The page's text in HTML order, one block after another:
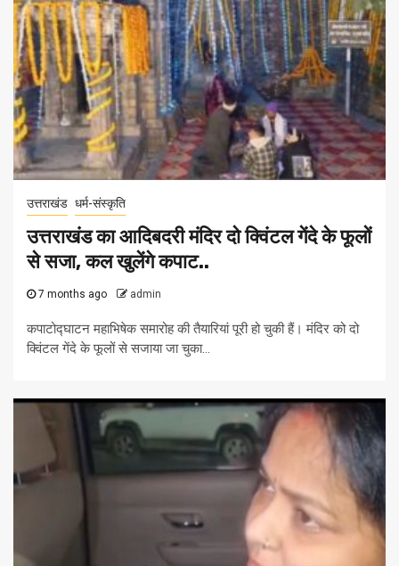
उत्तराखंड धर्म-संस्कृति
उत्तराखंड का आदिबदरी मंदिर दो क्विंटल गेंदे के फूलों
से सजा, कल खुलेंगे कपाट..
7 months ago admin
कपाटोद्घाटन महाभिषेक समारोह की तैयारियां पूरी हो चुकी हैं। मंदिर को दो
क्विंटल गेंदे के फूलों से सजाया जा चुका...